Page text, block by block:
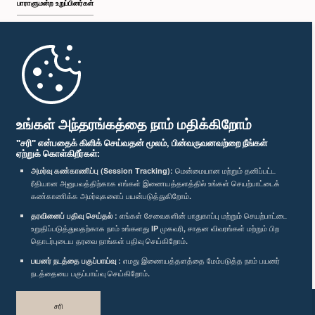
உங்கள் அந்தரங்கத்தை நாம் மதிக்கிறோம்
"சரி" என்பதைக் கிளிக் செய்வதன் மூலம், பின்வருவனவற்றை நீங்கள்
ஏற்றுக் கொள்கிறீர்கள்:
அமர்வு கண்காணிப்பு (Session Tracking): மென்மையான மற்றும் தனிப்பட்ட
ரீதியான அனுபவத்திற்காக எங்கள் இணையத்தளத்தில் உங்கள் செயற்பாட்டைக்
கண்காணிக்க அமர்வுகளைப் பயன்படுத்துகிறோம்.
தரவினைப் பதிவு செய்தல் : எங்கள் சேவைகளின் பாதுகாப்பு மற்றும் செயற்பாட்டை
உறுதிப்படுத்துவதற்காக நாம் உங்களது IP முகவரி, சாதன விவரங்கள் மற்றும் பிற
தொடர்புடைய தரவை நாங்கள் பதிவு செய்கிறோம்.
பயனர் நடத்தை பகுப்பாய்வு : எமது இணையத்தளத்தை மேம்படுத்த நாம் பயனர்
நடத்தையை பகுப்பாய்வு செய்கிறோம்.
சரி
பாராளுமன்ற உறுப்பினர்கள்
முதற்பக்கம்
பாராளுமன்ற கையடக்க செயலி
எம்மை பின்தொடர்க :
விருதுகள்
தனியுரிமைக் கொள்கை